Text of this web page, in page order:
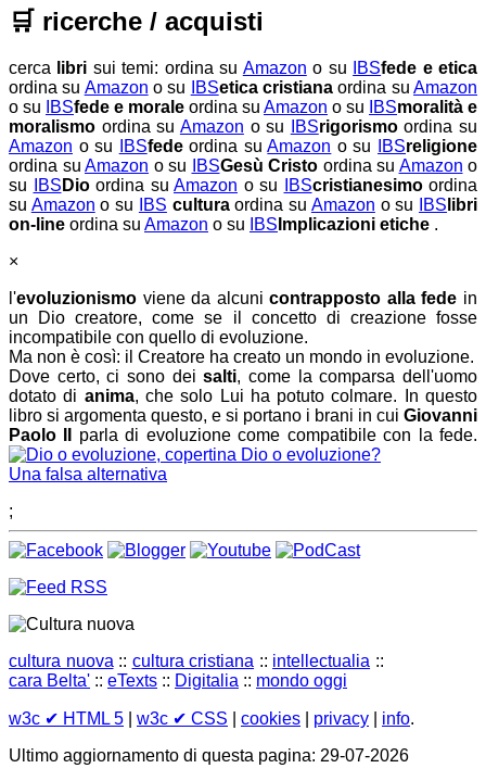
🛒 ricerche / acquisti
cerca libri sui temi: ordina su Amazon o su IBSfede e etica
ordina su Amazon o su IBSetica cristiana ordina suAmazon
o su
IBSfede e morale ordina su Amazon o su IBSmoralità e
moralismo ordina su Amazon o su IBSrigorismo ordina su
Amazon o su IBSfede ordina suAmazon o su IBSreligione
ordina su Amazon o su IBSGesù Cristo ordina su Amazon o
su
IBS Dio ordina su Amazon o su IBScristianesimo ordina
su Amazon o su IBS cultura ordina su Amazon o su IBS libri
on-line ordina su Amazon o su IBS Implicazioni etiche .
×
l'evoluzionismo viene da alcunicontrapposto alla fede in
un Dio creatore, come se il concetto di creazione fosse
incompatibile con quello di evoluzione.
Ma non è così: il Creatore ha creato un mondo in evoluzione.
Dove certo, ci sono deisalti, come la comparsa dell'uomo
dotato di anima, che solo Lui ha potuto colmare. In questo
libro si argomenta questo, e si portano i brani in cui Giovanni
Paolo II
parla di evoluzione come compatibile con la fede.
Dio o evoluzione?
Una falsa alternativa
;
cultura nuova :: cultura cristiana :: intellectualia ::
cara Belta' :: eTexts :: Digitalia :: mondo oggi
w3c ✔ HTML 5 w3c ✔ CSS cookies privacy info.
Ultimo aggiornamento di questa pagina: 29-07-2026